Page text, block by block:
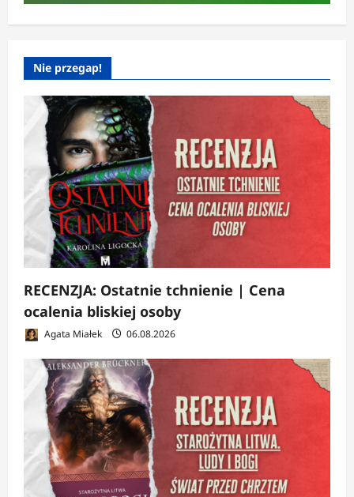
Nie przegap!
RECENZJA: Ostatnie tchnienie | Cena
ocalenia bliskiej osoby
Agata Miałek 06.08.2026